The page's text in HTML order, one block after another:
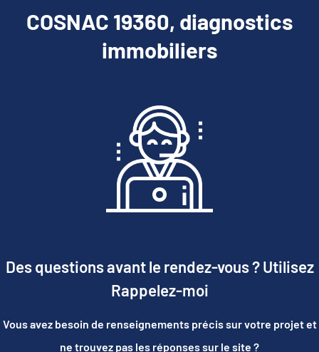
COSNAC 19360, diagnostics
immobiliers
Des questions avant le rendez-vous ? Utilisez
Rappelez-moi
Vous avez besoin de renseignements précis sur votre projet et
ne trouvez pas les réponses sur le site ?